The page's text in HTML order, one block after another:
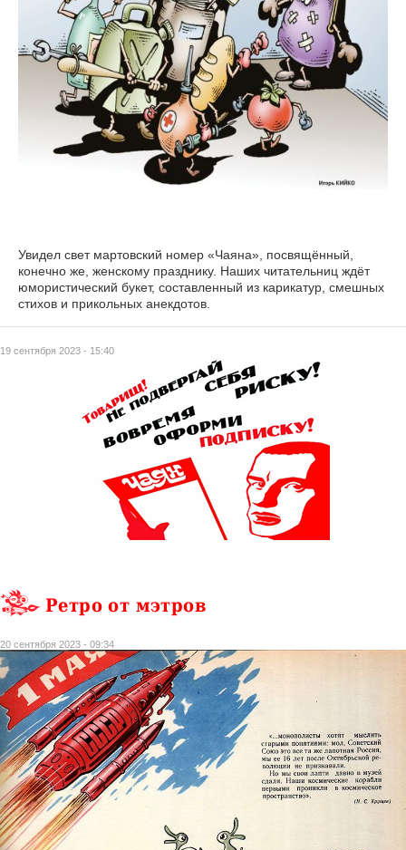
19 сентября 2023 - 15:40
Увидел свет мартовский номер «Чаяна», посвящённый,
конечно же, женскому празднику. Наших читательниц ждёт
юмористический букет, составленный из карикатур, смешных
стихов и прикольных анекдотов.
Ретро от мэтров
20 сентября 2023 - 09:34